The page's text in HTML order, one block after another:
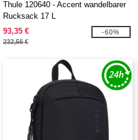
Thule 120640 - Accent wandelbarer
Rucksack 17 L
93,35 €
232,56 €
-60%